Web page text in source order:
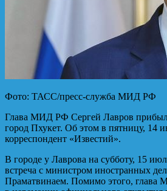
Фото: ТАСС/пресс-служба МИД РФ
Глава МИД РФ Сергей Лавров прибыл
город Пхукет. Об этом в пятницу, 14
корреспондент «Известий».
В городе у Лаврова на субботу, 15
встреча с министром иностранных
Праматвинаем. Помимо этого, глава